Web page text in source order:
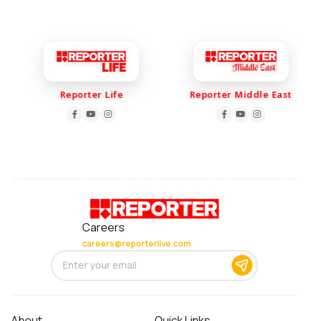
Reporter Life Reporter Middle East
Careers
careers@reporterlive.com